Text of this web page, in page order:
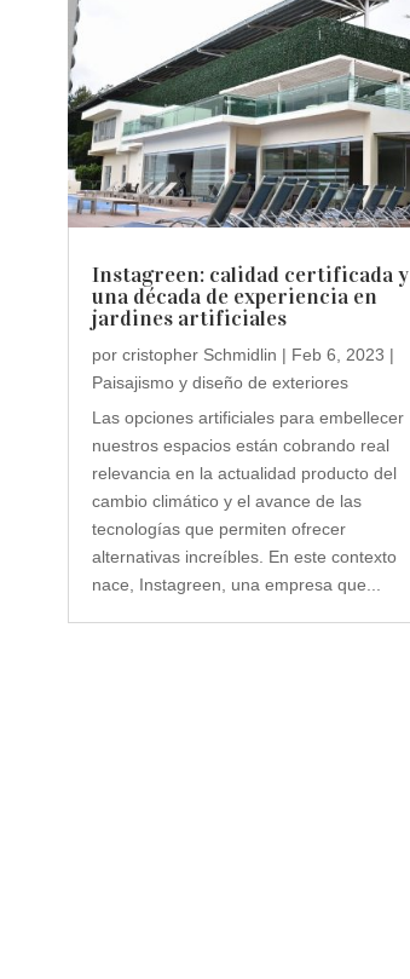
Instagreen: calidad certificada y
una década de experiencia en
jardines artificiales
por cristopher Schmidlin | Feb 6, 2023 |
Paisajismo y diseño de exteriores
Las opciones artificiales para embellecer
nuestros espacios están cobrando real
relevancia en la actualidad producto del
cambio climático y el avance de las
tecnologías que permiten ofrecer
alternativas increíbles. En este contexto
nace, Instagreen, una empresa que...